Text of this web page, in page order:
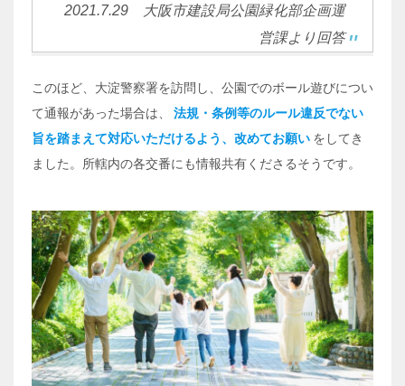
2021.7.29 大阪市建設局公園緑化部企画運
営課より回答
このほど、大淀警察署を訪問し、公園でのボール遊びについ
て通報があった場合は、
法規・条例等のルール違反でない
旨を踏まえて対応いただけるよう、改めてお願い をしてき
ました。所轄内の各交番にも情報共有くださるそうです。